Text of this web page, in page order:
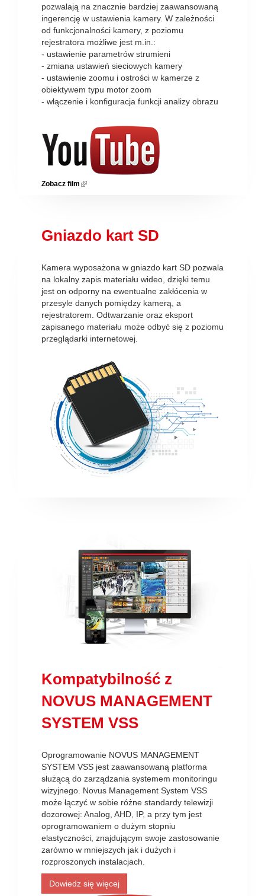
pozwalają na znacznie bardziej zaawansowaną
ingerencję w ustawienia kamery. W zależności
od funkcjonalności kamery, z poziomu
rejestratora możliwe jest m.in.:
- ustawienie parametrów strumieni
- zmiana ustawień sieciowych kamery
- ustawienie zoomu i ostrości w kamerze z
obiektywem typu motor zoom
- włączenie i konfiguracja funkcji analizy obrazu
Zobacz film (link is external)
Gniazdo kart SD
Kamera wyposażona w gniazdo kart SD pozwala
na lokalny zapis materiału wideo, dzięki temu
jest on odporny na ewentualne zakłócenia w
przesyle danych pomiędzy kamerą, a
rejestratorem. Odtwarzanie oraz eksport
zapisanego materiału może odbyć się z poziomu
przeglądarki internetowej.
Kompatybilność z
NOVUS MANAGEMENT
SYSTEM VSS
Oprogramowanie NOVUS MANAGEMENT
SYSTEM VSS jest zaawansowaną platforma
służącą do zarządzania systemem monitoringu
wizyjnego. Novus Management System VSS
może łączyć w sobie różne standardy telewizji
dozorowej: Analog, AHD, IP, a przy tym jest
oprogramowaniem o dużym stopniu
elastyczności, znajdującym swoje zastosowanie
zarówno w mniejszych jak i dużych i
rozproszonych instalacjach.
Dowiedz się więcej